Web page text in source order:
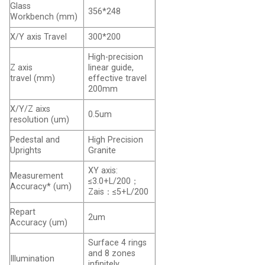
Glass
Workbench (mm)
356*248
X/Y axis Travel 300*200
Z axis
travel (mm)
High-precision
linear guide,
effective travel
200mm
X/Y/Z aixs
resolution (um)
0.5um
Pedestal and
Uprights
High Precision
Granite
Measurement
Accuracy* (um)
XY axis:
≤3.0+L/200 ；
Zais ：≤5+L/200
Repart
Accuracy (um)
2um
Illumination
Surface 4 rings
and 8 zones